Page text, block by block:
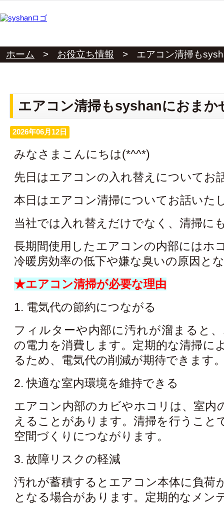
ホーム > お役立ち情報 > エアコン清掃も
エアコン清掃もsyshanにおまか
2026年06月12日
みなさまこんにちは(*^^*)
先日はエアコンの入れ替えについてお
本日はエアコン清掃についてお話いた
当社では入れ替えだけでなく、清掃に
長期間使用したエアコンの内部にはホ
冷暖房効率の低下や嫌な臭いの原因と
★エアコン清掃が必要な理由
1. 電気代の節約につながる
フィルターや内部に汚れが溜まると
の電力を消費します。定期的な清掃に
るため、電気代の削減が期待できます
2. 快適な室内環境を維持できる
エアコン内部のカビやホコリは、室内
えることがあります。清掃を行うこと
空間づくりにつながります。
3. 故障リスクの軽減
汚れが蓄積するとエアコン本体に負荷
となる場合があります。定期的なメン